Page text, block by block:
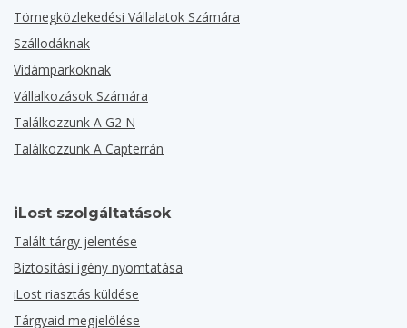
Tömegközlekedési Vállalatok Számára
Szállodáknak
Vidámparkoknak
Vállalkozások Számára
Találkozzunk A G2-N
Találkozzunk A Capterrán
iLost szolgáltatások
Talált tárgy jelentése
Biztosítási igény nyomtatása
iLost riasztás küldése
Tárgyaid megjelölése